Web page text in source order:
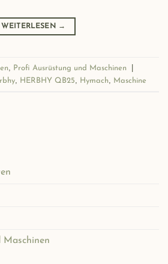
WEITERLESEN →
Profi Ausrüstung und Maschinen
|
HERBHY QB25 Hymach Maschine
Maschinen